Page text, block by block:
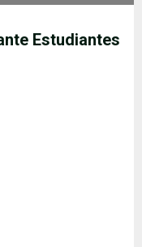
Estudiantes